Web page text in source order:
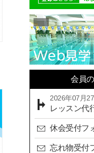
会員
2026年07月
レッスン代
休会受付フ
忘れ物受付